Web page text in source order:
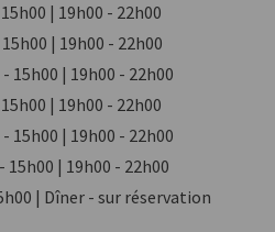
| 19h00 - 22h00
| 19h00 - 22h00
15h00 | 19h00 - 22h00
| 19h00 - 22h00
15h00 | 19h00 - 22h00
15h00 | 19h00 - 22h00
| Dîner - sur réservation